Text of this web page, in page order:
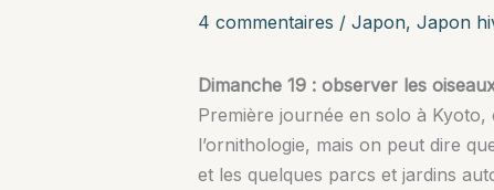
4 commentaires / Japon, Japon
Dimanche 19 : observer les
Première journée en solo à
l’ornithologie, mais on peut dire
et les quelques parcs et jardins